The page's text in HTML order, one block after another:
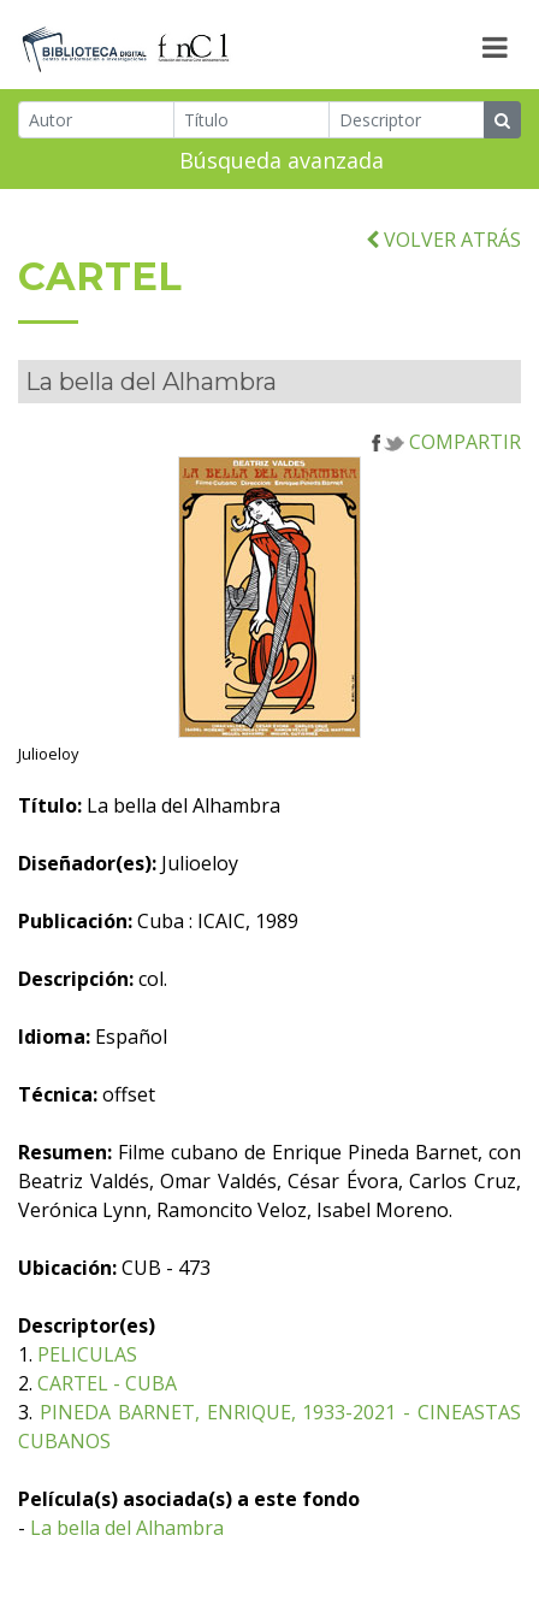
Búsqueda avanzada
VOLVER ATRÁS
CARTEL
La bella del Alhambra
COMPARTIR
Julioeloy
Título: La bella del Alhambra
Diseñador(es): Julioeloy
Publicación:Cuba : ICAIC, 1989
Descripción:col.
Idioma: Español
Técnica:offset
Resumen: Filme cubano de Enrique Pineda Barnet, con
Beatriz Valdés, Omar Valdés, César Évora, Carlos Cruz,
Verónica Lynn, Ramoncito Veloz, Isabel Moreno.
Ubicación:CUB - 473
Descriptor(es)
1. PELICULAS
2. CARTEL - CUBA
3. PINEDA BARNET, ENRIQUE, 1933-2021 - CINEASTAS
CUBANOS
Película(s) asociada(s) a este fondo
- La bella del Alhambra